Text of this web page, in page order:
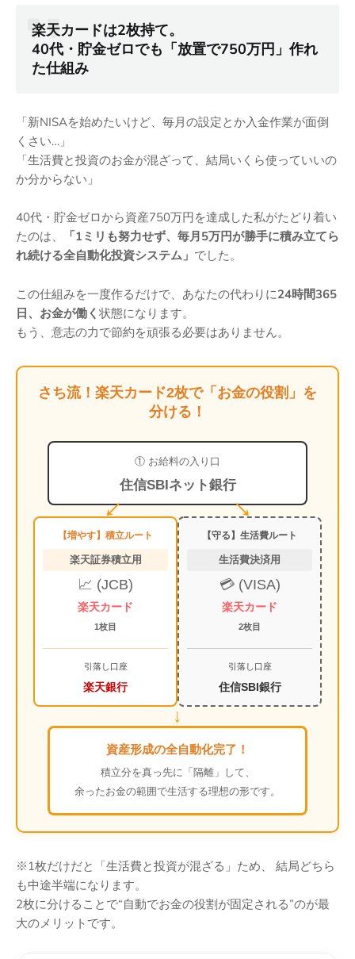
楽天カードは2枚持て。
40代・貯金ゼロでも「放置で750万円」作れ
た仕組み
「新NISAを始めたいけど、毎月の設定とか入金作業が面倒
くさい…」
「生活費と投資のお金が混ざって、結局いくら使っていいの
か分からない」
40代・貯金ゼロから資産750万円を達成した私がたどり着い
たのは、
「1ミリも努力せず、毎月5万円が勝手に積み立てら
れ続ける全自動化投資システム」 でした。
この仕組みを一度作るだけで、あなたの代わりに24時間365
日、お金が働く 状態になります。
もう、意志の力で節約を頑張る必要はありません。
さち流！楽天カード2枚で「お金の役割」を
分ける！
① お給料の入り口
住信SBIネット銀行
↙️ ↘️
【増やす】積立ルート
楽天証券積立用
📈 (JCB)
楽天カード
1枚目
引落し口座
楽天銀行
【守る】生活費ルート
生活費決済用
💳 (VISA)
楽天カード
2枚目
引落し口座
住信SBI銀行
↓
資産形成の全自動化完了！
積立分を真っ先に「隔離」して、
余ったお金の範囲で生活する理想の形です。
※1枚だけだと「生活費と投資が混ざる」ため、 結局どちら
も中途半端になります。
2枚に分けることで“自動でお金の役割が固定される”のが最
大のメリットです。